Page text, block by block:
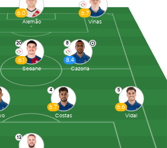
13
4
6.7
Costas
5
6.6
Vidal
20
6.1
Seoane
8
8.4
Cazorla
6.0
Alemão
6.7
Vinas